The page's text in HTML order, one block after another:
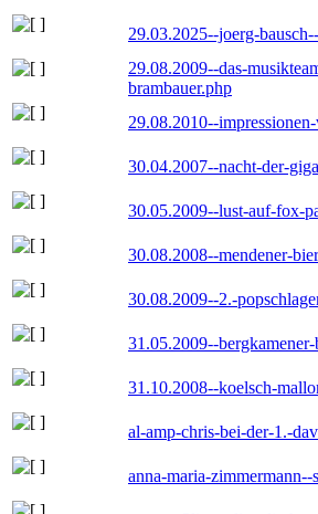
29.03.2025--joerg-
29.08.2009--das-
brambauer.php
29.08.2010--
30.04.2007--nacht-der-
30.05.2009--lust-auf-fox-
30.08.2008--mendener-
30.08.2009--2.-
31.05.2009--
31.10.2008--koelsch-
al-amp-chris-bei-der-1.-
anna-maria-